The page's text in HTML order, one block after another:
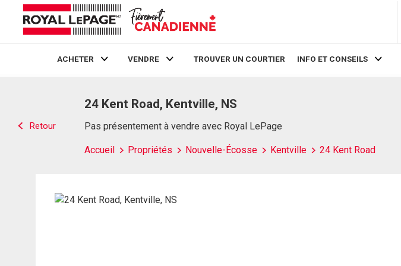
ACHETER VENDRE TROUVER UN COURTIER INFO ET CONSEILS
Retour
24 Kent Road, Kentville, NS
Pas présentement à vendre avec Royal LePage
Accueil Propriétés Nouvelle-Écosse Kentville 24 Kent Road